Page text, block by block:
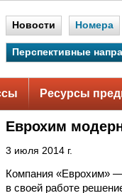
Новости Номера
Перспективные
Ресурсы
Еврохим
3 июля 2014 г.
Компания «Еврохим»
в своей работе